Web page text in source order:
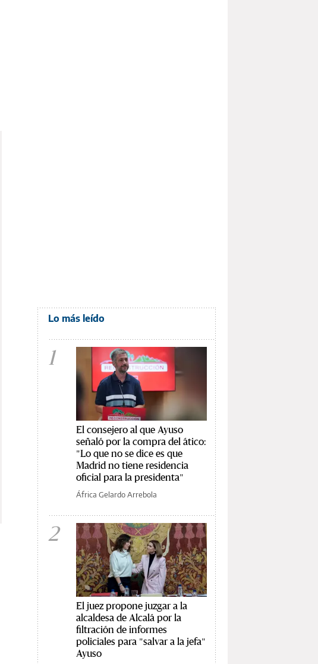
Lo más leído
1
El consejero al que Ayuso
señaló por la compra del ático:
"Lo que no se dice es que
Madrid no tiene residencia
oficial para la presidenta"
África Gelardo Arrebola
2
El juez propone juzgar a la
alcaldesa de Alcalá por la
filtración de informes
policiales para "salvar a la jefa"
Ayuso